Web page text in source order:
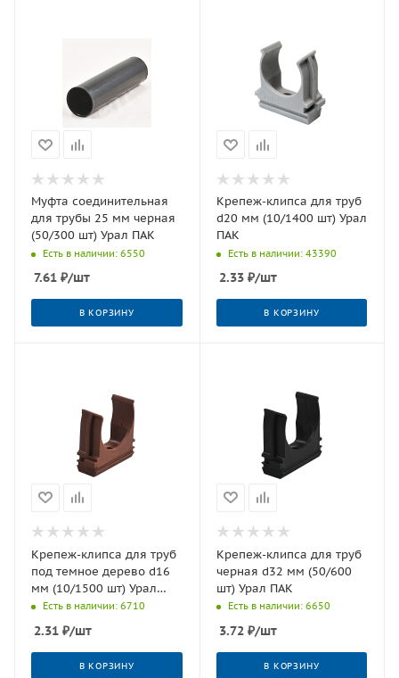
Муфта соединительная
для трубы 25 мм черная
(50/300 шт) Урал ПАК
Есть в наличии: 6550
7.61 ₽/шт
В КОРЗИНУ
Крепеж-клипса для труб
d20 мм (10/1400 шт) Урал
ПАК
Есть в наличии: 43390
2.33₽/шт
В КОРЗИНУ
Крепеж-клипса для труб
под темное дерево d16
мм (10/1500 шт) Урал
ПАКЕсть в наличии: 6710
2.31 ₽/шт
В КОРЗИНУ
Крепеж-клипса для труб
черная d32 мм (50/600
шт) Урал ПАК
Есть в наличии: 6650
3.72₽/шт
В КОРЗИНУ